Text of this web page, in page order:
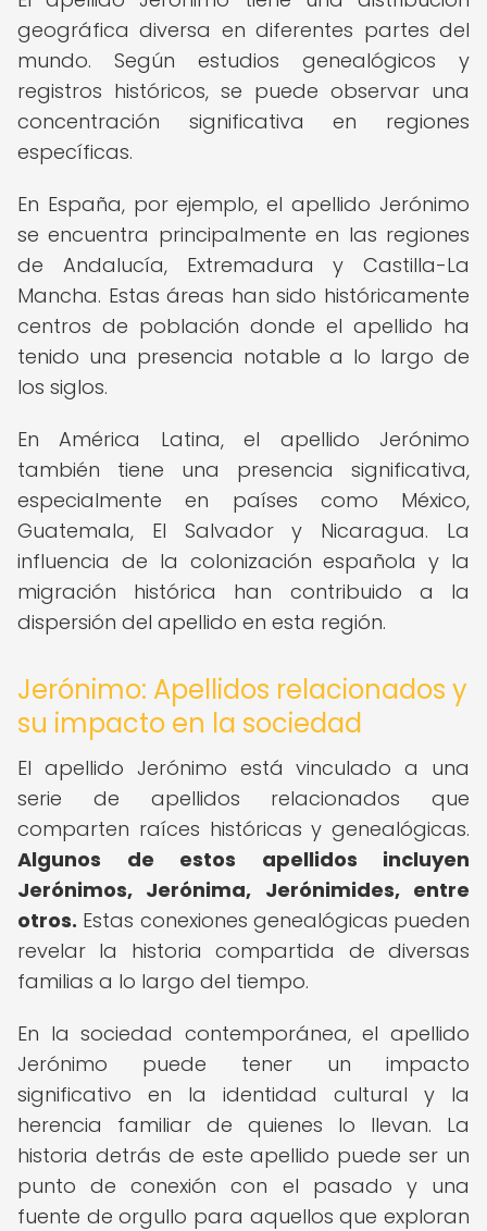
geográfica diversa en diferentes partes del
mundo. Según estudios genealógicos y
registros históricos, se puede observar una
concentración significativa en regiones
específicas.
En España, por ejemplo, el apellido Jerónimo
se encuentra principalmente en las regiones
de Andalucía, Extremadura y Castilla-La
Mancha. Estas áreas han sido históricamente
centros de población donde el apellido ha
tenido una presencia notable a lo largo de
los siglos.
En América Latina, el apellido Jerónimo
también tiene una presencia significativa,
especialmente en países como México,
Guatemala, El Salvador y Nicaragua. La
influencia de la colonización española y la
migración histórica han contribuido a la
dispersión del apellido en esta región.
Jerónimo: Apellidos relacionados y
su impacto en la sociedad
El apellido Jerónimo está vinculado a una
serie de apellidos relacionados que
comparten raíces históricas y genealógicas.
Algunos de estos apellidos incluyen
Jerónimos, Jerónima, Jerónimides, entre
otros. Estas conexiones genealógicas pueden
revelar la historia compartida de diversas
familias a lo largo del tiempo.
En la sociedad contemporánea, el apellido
Jerónimo puede tener un impacto
significativo en la identidad cultural y la
herencia familiar de quienes lo llevan. La
historia detrás de este apellido puede ser un
punto de conexión con el pasado y una
fuente de orgullo para aquellos que exploran